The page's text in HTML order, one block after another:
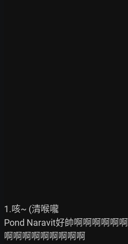
1.咳~ (清喉嚨
Pond Naravit好帥啊啊啊啊啊